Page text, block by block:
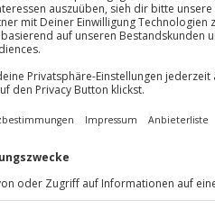
dir ein praxisnahes
Kurs für Einsteiger führt
Fundstellen in der
Leitung von Mathias
Mineralien finden und
draußen greifbar, deine
Betreuung sorgt dafür, dass
Der Mineralienkurs Harz
und Natur zu einem
Teil dieser spannenden